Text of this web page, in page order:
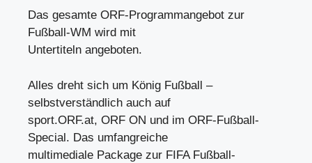
Das gesamte ORF-Programmangebot zur
Fußball-WM wird mit
Untertiteln angeboten.
Alles dreht sich um König Fußball –
selbstverständlich auch auf
sport.ORF.at, ORF ON und im ORF-Fußball-
Special. Das umfangreiche
multimediale Package zur FIFA Fußball-